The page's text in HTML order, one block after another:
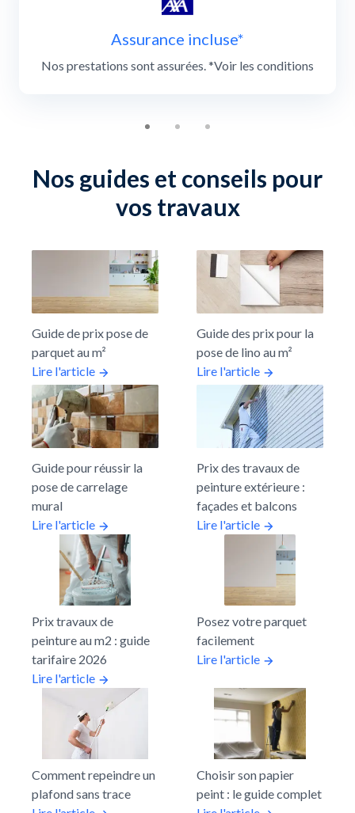
Assurance incluse*
Nos prestations sont assurées. *Voir les conditions
Nos guides et conseils pour
vos travaux
Guide de prix pose de
parquet au m²
Lire l'article
Guide des prix pour la
pose de lino au m²
Lire l'article
Guide pour réussir la
pose de carrelage
mural
Lire l'article
Prix des travaux de
peinture extérieure :
façades et balcons
Lire l'article
Prix travaux de
peinture au m2 : guide
tarifaire 2026
Lire l'article
Posez votre parquet
facilement
Lire l'article
Comment repeindre un
plafond sans trace
Choisir son papier
peint : le guide complet